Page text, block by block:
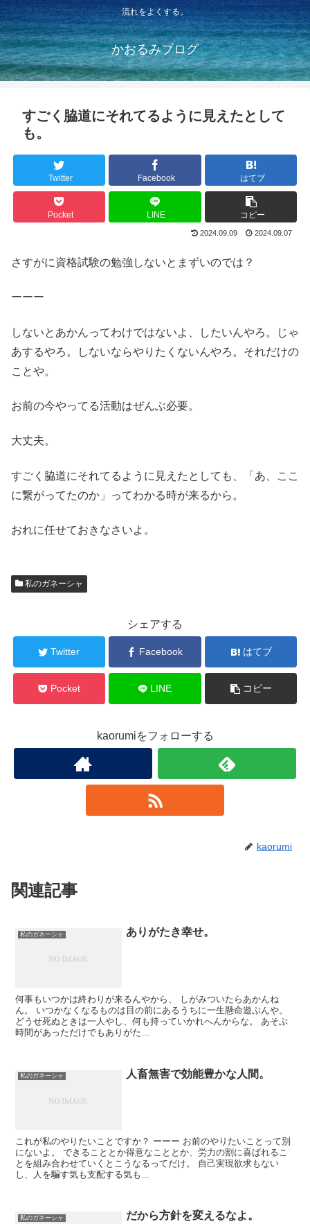
流れをよくする。
かおるみブログ
すごく脇道にそれてるように見えたとして
も。
Twitter Facebook はてブ
Pocket LINE コピー
2024.09.09 2024.09.07
さすがに資格試験の勉強しないとまずいのでは？
ーーー
しないとあかんってわけではないよ、したいんやろ。じゃ
あするやろ。しないならやりたくないんやろ。それだけの
ことや。
お前の今やってる活動はぜんぶ必要。
大丈夫。
すごく脇道にそれてるように見えたとしても、「あ、ここ
に繋がってたのか」ってわかる時が来るから。
おれに任せておきなさいよ。
私のガネーシャ
シェアする
Twitter Facebook はてブ
Pocket LINE コピー
kaorumiをフォローする
kaorumi
関連記事
私のガネーシャ ありがたき幸せ。
何事もいつかは終わりが来るんやから、 しがみついたらあかんね
ん。 いつかなくなるものは目の前にあるうちに一生懸命遊ぶんや。
どうせ死ぬときは一人やし、何も持っていかれへんからな。 あそぶ
時間があっただけでもありがた...
私のガネーシャ 人畜無害で効能豊かな人間。
これが私のやりたいことですか？ ーーー お前のやりたいことって別
にないよ。 できることとか得意なこととか、労力の割に喜ばれるこ
とを組み合わせていくとこうなるってだけ。 自己実現欲求もない
し、人を騙す気も支配する気も...
私のガネーシャ だから方針を変えるなよ。